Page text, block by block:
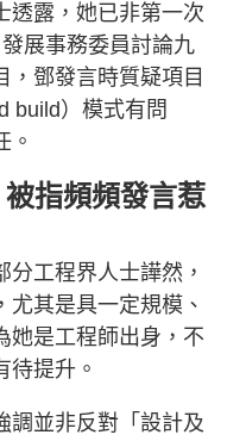
透露，她已非第一次
展事務委員討論九
，鄧發言時質疑項目
build）模式有問
。
指頻頻發言惹
工程界人士譁然，
尤其是具一定規模、
她是工程師出身，不
待提升。
調並非反對「設計及